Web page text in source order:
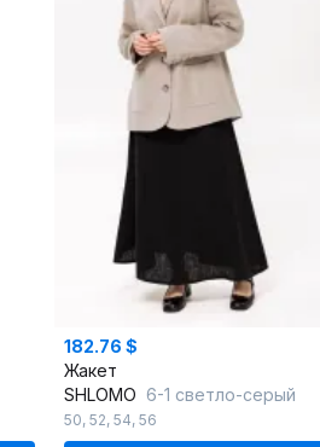
182.76 $
Жакет
SHLOMO 6-1 светло-серый
50, 52, 54, 56